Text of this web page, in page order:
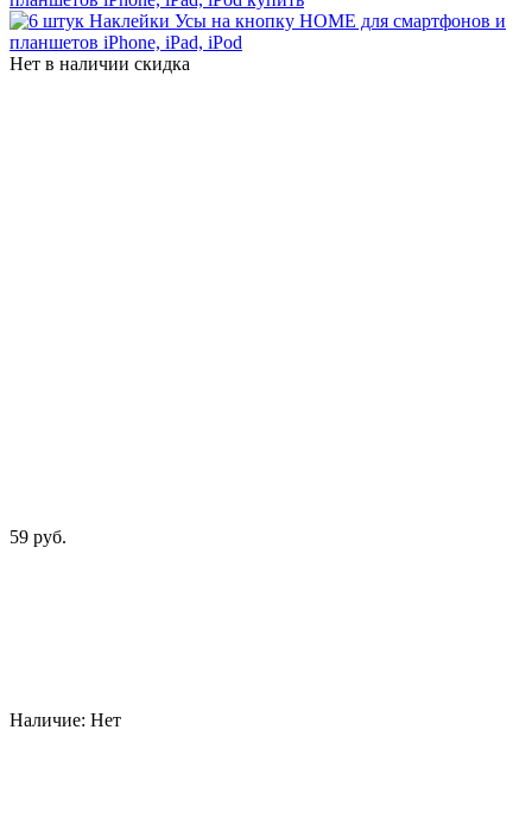
Нет в наличии скидка
59 руб.
Наличие: Нет